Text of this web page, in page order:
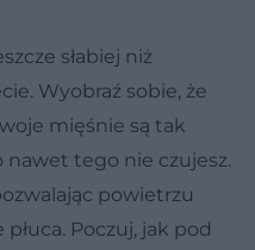
słabiej niż
Wyobraź sobie, że
mięśnie są tak
nawet tego nie czujesz.
powietrzu
Poczuj, jak pod